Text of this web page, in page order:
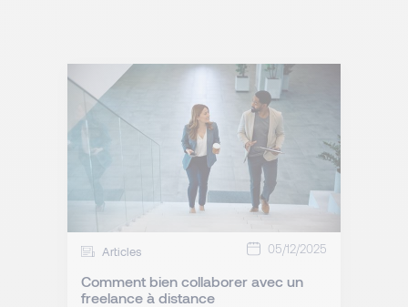
Articles 05/12/2025
Comment bien collaborer avec un
freelance à distance